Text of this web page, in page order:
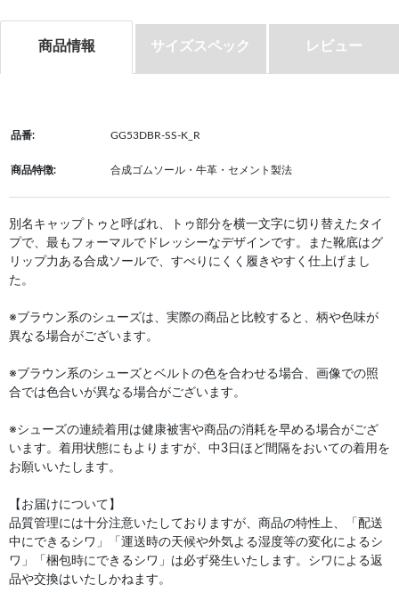
商品情報 サイズスペック レビュー
品番: GG53DBR-SS-K_R
商品特徴: 合成ゴムソール・牛革・セメント製法
別名キャップトゥと呼ばれ、トゥ部分を横一文字に切り替えたタイ
プで、最もフォーマルでドレッシーなデザインです。また靴底はグ
リップ力ある合成ソールで、すべりにくく履きやすく仕上げまし
た。
※ブラウン系のシューズは、実際の商品と比較すると、柄や色味が
異なる場合がございます。
※ブラウン系のシューズとベルトの色を合わせる場合、画像での照
合では色合いが異なる場合がございます。
※シューズの連続着用は健康被害や商品の消耗を早める場合がござ
います。着用状態にもよりますが、中3日ほど間隔をおいての着用を
お願いいたします。
【お届けについて】
品質管理には十分注意いたしておりますが、商品の特性上、「配送
中にできるシワ」「運送時の天候や外気よる湿度等の変化によるシ
ワ」「梱包時にできるシワ」は必ず発生いたします。シワによる返
品や交換はいたしかねます。